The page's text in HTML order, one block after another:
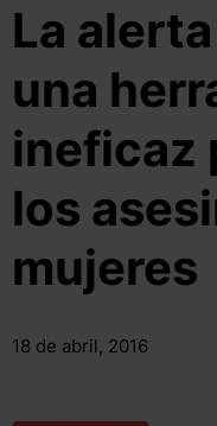
La
una
ineficaz
los
mujeres
18 de abril, 2016